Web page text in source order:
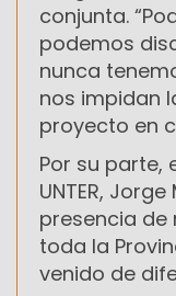
conjunta.
podemos
nunca
nos impidan
proyecto en
Por su parte,
UNTER,
presencia
toda la
venido de